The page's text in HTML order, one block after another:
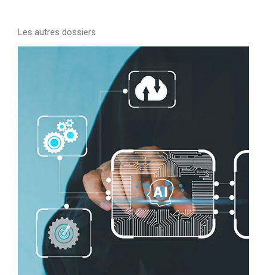
Les autres dossiers